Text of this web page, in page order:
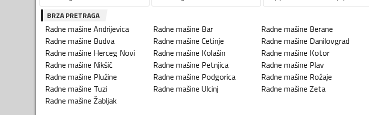
BRZA PRETRAGA
Radne mašine Andrijevica Radne mašine Bar Radne mašine Berane
Radne mašine Budva Radne mašine Cetinje Radne mašine Danilovgrad
Radne mašine Herceg Novi Radne mašine Kolašin Radne mašine Kotor
Radne mašine Nikšić Radne mašine Petnjica Radne mašine Plav
Radne mašine Plužine Radne mašine Podgorica Radne mašine Rožaje
Radne mašine Tuzi Radne mašine Ulcinj Radne mašine Zeta
Radne mašine Žabljak